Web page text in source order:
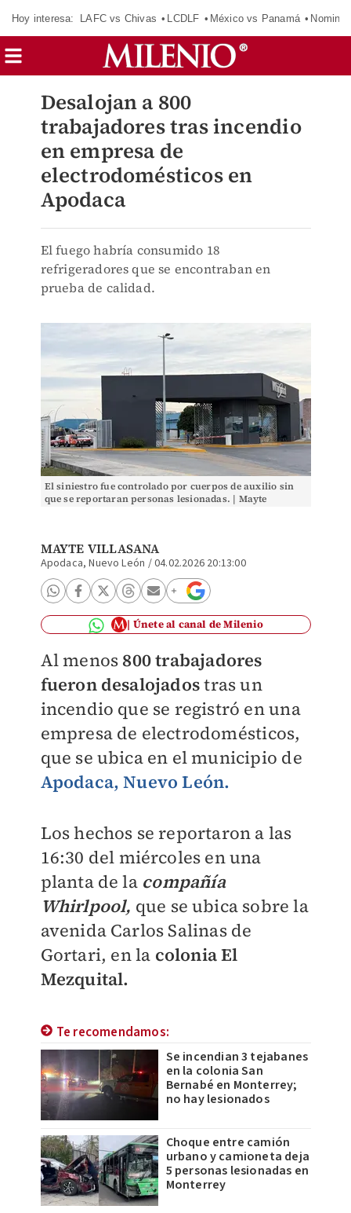
Hoy interesa: LAFC vs Chivas LCDLF México vs Panamá
Desalojan a 800
trabajadores tras incendio
en empresa de
electrodomésticos en
Apodaca
El fuego habría consumido 18
refrigeradores que se encontraban en
prueba de calidad.
El siniestro fue controlado por cuerpos de auxilio sin
que se reportaran personas lesionadas. | Mayte
MAYTE VILLASANA
Apodaca, Nuevo León /04.02.2026 20:13:00
Únete al canal de Milenio
Al menos 800 trabajadores
fueron desalojadostras un
incendio que se registró en una
empresa de electrodomésticos,
que se ubica en el municipio de
Apodaca, Nuevo León.
Los hechos se reportaron a las
16:30 del miércoles en una
planta de la compañía
Whirlpool, que se ubica sobre la
avenida Carlos Salinas de
Gortari, en la colonia El
Mezquital.
Te recomendamos:
Se incendian 3 tejabanes
en la colonia San
Bernabé en Monterrey;
no hay lesionados
Choque entre camión
urbano y camioneta deja
5 personas lesionadas en
Monterrey